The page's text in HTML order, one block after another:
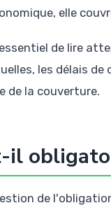
elle
de lire
les délais
de la couverture.
il
de